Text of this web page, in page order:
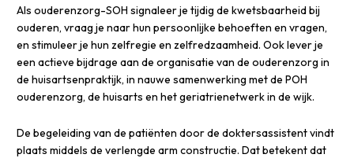
Als ouderenzorg-SOH signaleer je tijdig de kwetsbaarheid bij
ouderen, vraag je naar hun persoonlijke behoeften en vragen,
en stimuleer je hun zelfregie en zelfredzaamheid. Ook lever je
een actieve bijdrage aan de organisatie van de ouderenzorg in
de huisartsenpraktijk, in nauwe samenwerking met de POH
ouderenzorg, de huisarts en het geriatrienetwerk in de wijk.
De begeleiding van de patiënten door de doktersassistent vindt
plaats middels de verlengde arm constructie. Dat betekent dat